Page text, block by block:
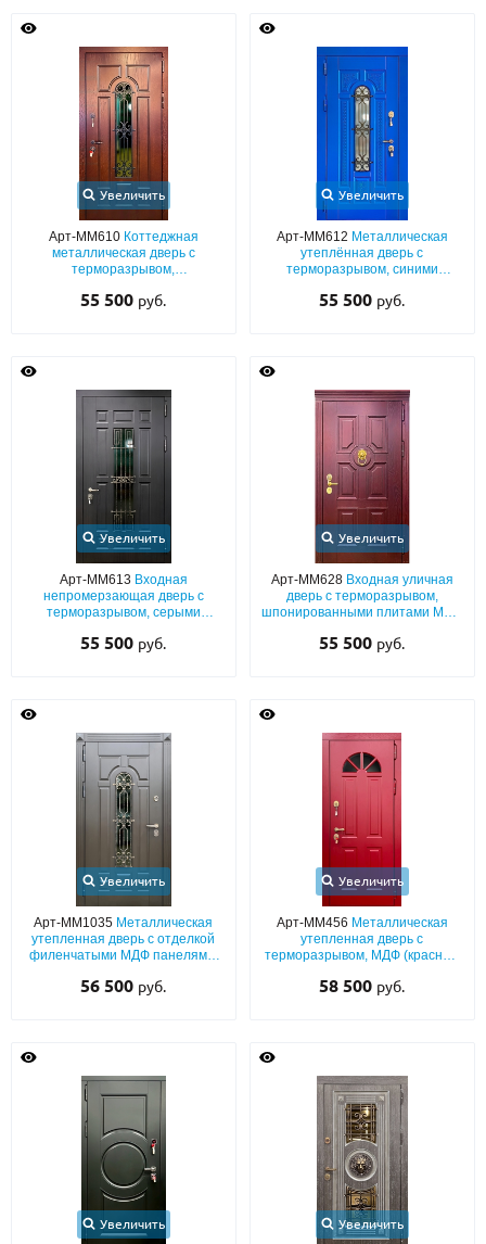
Увеличить
Арт-ММ610 Коттеджная
металлическая дверь с
терморазрывом,
МДФ с остеклением и кованой
55 500 руб.
Увеличить
Арт-ММ612 Металлическая
утеплённая дверь с
терморазрывом, синими
с остеклением и ковкой
55 500 руб.
Увеличить
Арт-ММ613 Входная
непромерзающая дверь с
терморазрывом, серыми
решеткой и стеклопакетом
55 500 руб.
Увеличить
Арт-ММ628 Входная уличная
дверь с терморазрывом,
шпонированными плитами МДФ
раскладом и кнокером «под
55 500 руб.
Увеличить
Арт-ММ1035 Металлическая
утепленная дверь с отделкой
филенчатыми МДФ панелями,
стеклопакетом для частного
56 500 руб.
Увеличить
Арт-ММ456 Металлическая
утепленная дверь с
терморазрывом, МДФ (красный
остеклением
58 500 руб.
Увеличить Увеличить